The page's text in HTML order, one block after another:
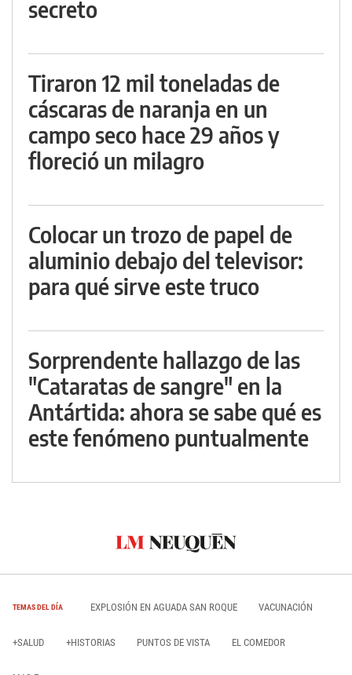
secreto
Tiraron 12 mil toneladas de
cáscaras de naranja en un
campo seco hace 29 años y
floreció un milagro
Colocar un trozo de papel de
aluminio debajo del televisor:
para qué sirve este truco
Sorprendente hallazgo de las
"Cataratas de sangre" en la
Antártida: ahora se sabe qué es
este fenómeno puntualmente
TEMAS DEL DÍA EXPLOSIÓN EN AGUADA SAN ROQUE VACUNACIÓN
+SALUD +HISTORIAS PUNTOS DE VISTA EL COMEDOR